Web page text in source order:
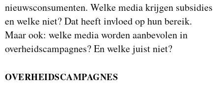
nieuwsconsumenten. Welke media krijgen subsidies
en welke niet? Dat heeft invloed op hun bereik.
Maar ook: welke media worden aanbevolen in
overheidscampagnes? En welke juist niet?
OVERHEIDSCAMPAGNES